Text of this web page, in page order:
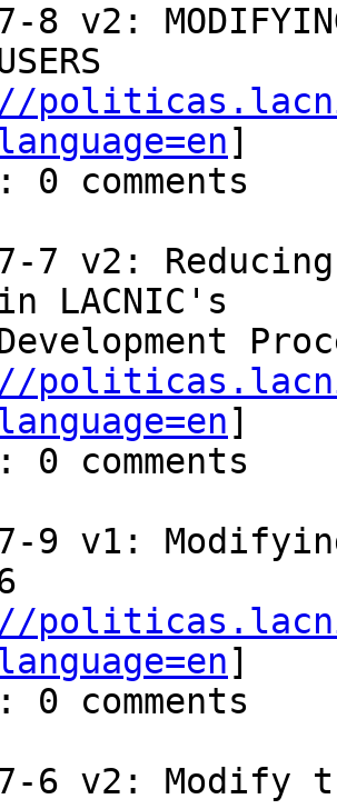
8 v2:
]
0 comments
7 v2:
LACNIC's
]
0 comments
9 v1:
]
0 comments
6 v2: Modify